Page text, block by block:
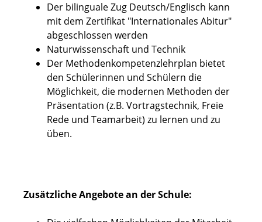
Der bilinguale Zug Deutsch/Englisch kann
mit dem Zertifikat "Internationales Abitur"
abgeschlossen werden
Naturwissenschaft und Technik
Der Methodenkompetenzlehrplan bietet
den Schülerinnen und Schülern die
Möglichkeit, die modernen Methoden der
Präsentation (z.B. Vortragstechnik, Freie
Rede und Teamarbeit) zu lernen und zu
üben.
Zusätzliche Angebote an der Schule: